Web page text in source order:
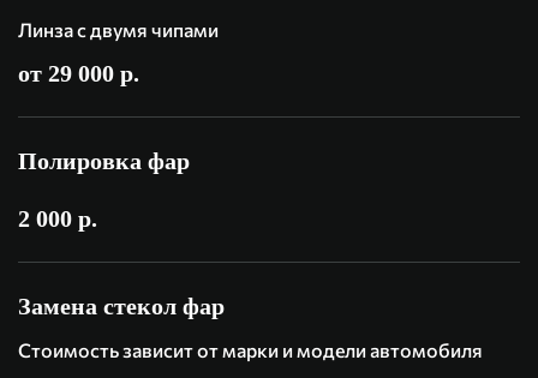
Линза с двумя чипами
от 29 000 р.
Полировка фар
2 000 р.
Замена стекол фар
Стоимость зависит от марки и модели автомобиля